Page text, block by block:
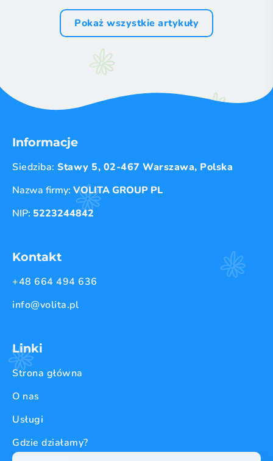
Pokaż wszystkie artykuły
Informacje
Siedziba: Stawy 5, 02-467 Warszawa, Polska
Nazwa firmy: VOLITA GROUP PL
NIP: 5223244842
Kontakt
+48 664 494 636
info@volita.pl
Linki
Strona główna
O nas
Usługi
Gdzie działamy?